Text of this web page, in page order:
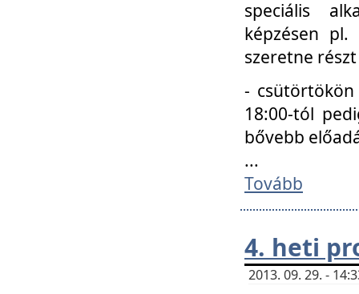
speciális
képzésen
szeretne
- csütörtökön
18:00-tól
bővebb
...
Tovább
4. heti
2013. 09. 29. -